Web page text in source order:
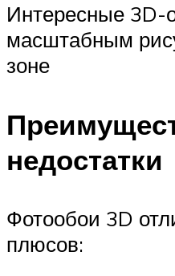
Интересные 3D-
масштабным
зоне
недостатки
Фотообои 3D
плюсов: